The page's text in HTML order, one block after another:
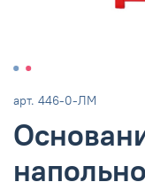
арт. 446-0-ЛМ